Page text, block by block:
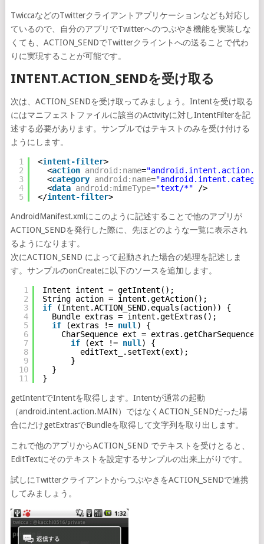
TwiccaなどのTwitterクライアントアプリケーションなども対応し
ているので、自分のアプリでTwitterへのつぶやき機能を実装しな
くても、ACTION_SENDでTwitterクライントへの送ることで代わ
りに実現することが可能です。
INTENT.ACTION_SENDを受け取る
次は、ACTION_SENDを受け取ってみましょう。Intentを受け取る
にはマニフェストファイルに該当のActivityに対しIntentFilterを記
述する必要があります。サンプルではテキストのみを受け付ける
ようにします。
1
2
3
4
5
<intent-filter>
<action android:name=
<category android:name=
<data android:mimeType="text/*"
/>
</intent-filter>
AndroidManifest.xmlにこのように記述することで他のアプリが
ACTION_SENDを発行した際に、先ほどのような一覧に表示され
るようになります。
次にACTION_SEND によって起動された場合の処理を記述しま
す。サンプルのonCreateに以下のソースを追加します。
1
2
3
4
5
6
7
8
9
10
11
Intent intent = getIntent();
String action = intent.getAction();
if
(Intent.ACTION_SEND.equals(action)) {
Bundle extras = intent.getExtras();
if
(extras != null ) {
CharSequence ext =
if
(ext != null ) {
editText_.setText(ext);
}
}
}
getIntentでIntentを取得します。Intentが通常の起動
（android.intent.action.MAIN）ではなくACTION_SENDだった場
合にだけgetExtrasでBundleを取得して文字列を取り出します。
これで他のアプリからACTION_SEND でテキストを受けとると、
EditTextにそのテキストを設定するサンプルの出来上がりです。
試しにTwitterクライアントからつぶやきをACTION_SENDで連携
してみましょう。